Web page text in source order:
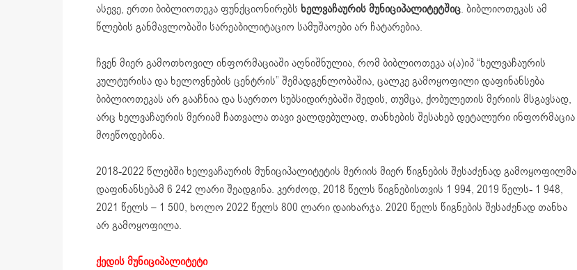
ასევე, ერთი ბიბლიოთეკა ფუნქციონირებს ხელვაჩაურის მუნიციპალიტეტშიც. ბიბლიოთეკას ამ
წლების განმავლობაში სარეაბილიტაციო სამუშაოები არ ჩატარებია.
ჩვენ მიერ გამოთხოვილ ინფორმაციაში აღნიშნულია, რომ ბიბლიოთეკა ა(ა)იპ “ხელვაჩაურის
კულტურისა და ხელოვნების ცენტრის” შემადგენლობაშია, ცალკე გამოყოფილი დაფინანსება
ბიბლიოთეკას არ გააჩნია და საერთო სუბსიდირებაში შედის, თუმცა, ქობულეთის მერიის მსგავსად,
არც ხელვაჩაურის მერიამ ჩათვალა თავი ვალდებულად, თანხების შესახებ დეტალური ინფორმაცია
მოეწოდებინა.
2018-2022 წლებში ხელვაჩაურის მუნიციპალიტეტის მერიის მიერ წიგნების შესაძენად გამოყოფილმა
დაფინანსებამ 6 242 ლარი შეადგინა. კერძოდ, 2018 წელს წიგნებისთვის 1 994, 2019 წელს- 1 948,
2021 წელს – 1 500, ხოლო 2022 წელს 800 ლარი დაიხარჯა. 2020 წელს წიგნების შესაძენად თანხა
არ გამოყოფილა.
ქედის მუნიციპალიტეტი